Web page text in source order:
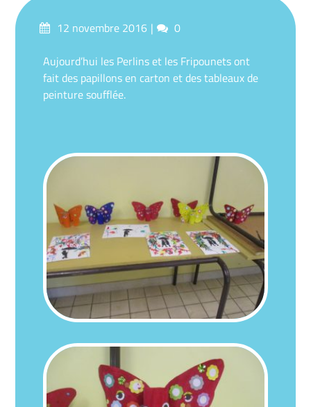
Posté12 novembre 2016 commentaires
0
Aujourd’hui les Perlins et les Fripounets ont
fait des papillons en carton et des tableaux de
peinture soufflée.